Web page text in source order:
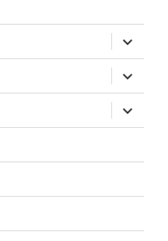
위
메
확
장
위
메
확
장
위
메
장